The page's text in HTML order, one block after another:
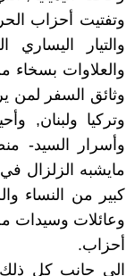
وتفتيت أحزاب
والتيار
والعلاوات بسخاء
وثائق السفر لمن
وتركيا ولبنان,
وأسرار السيد-
مايشبه الزلزال
كبير من النساء
وعائلات وسيدات
أحزاب.
الى جانب كل